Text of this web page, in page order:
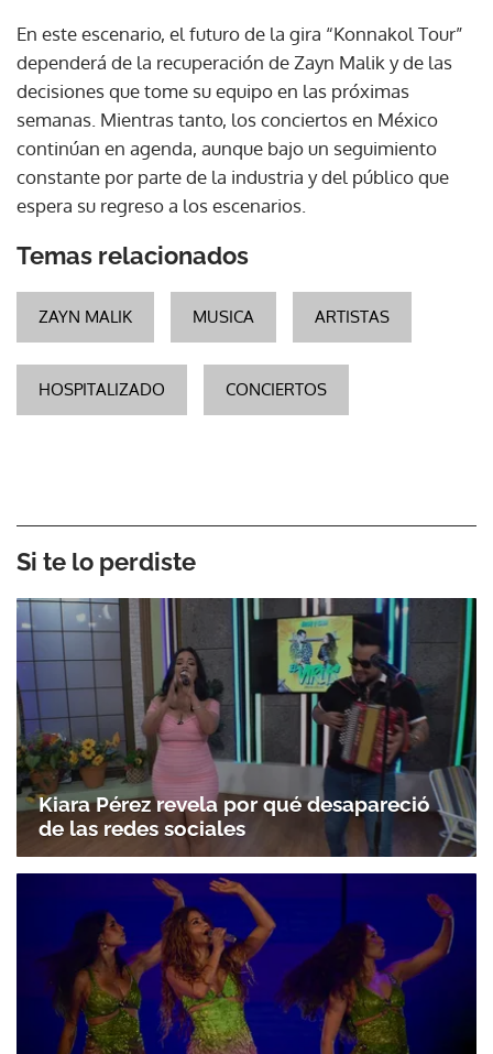
En este escenario, el futuro de la gira “Konnakol Tour”
dependerá de la recuperación de Zayn Malik y de las
decisiones que tome su equipo en las próximas
semanas. Mientras tanto, los conciertos en México
continúan en agenda, aunque bajo un seguimiento
constante por parte de la industria y del público que
espera su regreso a los escenarios.
Temas relacionados
ZAYN MALIK MUSICA ARTISTAS
HOSPITALIZADO CONCIERTOS
Si te lo perdiste
Kiara Pérez revela por qué desapareció
de las redes sociales